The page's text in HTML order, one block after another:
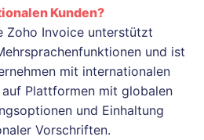
Kunden?
Zoho Invoice unterstützt
und ist
mit internationalen
auf Plattformen mit globalen
und Einhaltung
Vorschriften.